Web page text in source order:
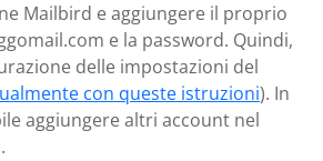
Mailbird e aggiungere il proprio
e la password. Quindi,
delle impostazioni del
con queste istruzioni). In
aggiungere altri account nel